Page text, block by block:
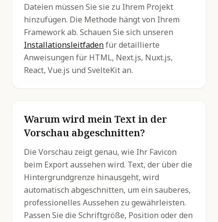
Dateien müssen Sie sie zu Ihrem Projekt
hinzufügen. Die Methode hängt von Ihrem
Framework ab. Schauen Sie sich unseren
Installationsleitfadenfür detaillierte
Anweisungen für HTML, Next.js, Nuxt.js,
React, Vue.js und SvelteKit an.
Warum wird mein Text in der
Vorschau abgeschnitten?
Die Vorschau zeigt genau, wie Ihr Favicon
beim Export aussehen wird. Text, der über die
Hintergrundgrenze hinausgeht, wird
automatisch abgeschnitten, um ein sauberes,
professionelles Aussehen zu gewährleisten.
Passen Sie die Schriftgröße, Position oder den